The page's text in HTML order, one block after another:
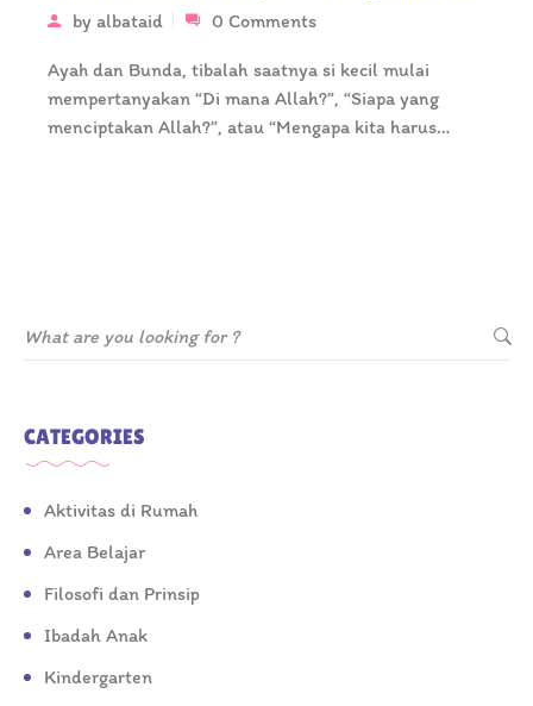
Bun!
by albataid 0 Comments
Ayah dan Bunda, tibalah saatnya si kecil mulai
mempertanyakan “Di mana Allah?”, “Siapa yang
menciptakan Allah?”, atau “Mengapa kita harus…
CATEGORIES
Aktivitas di Rumah
Area Belajar
Filosofi dan Prinsip
Ibadah Anak
Kindergarten